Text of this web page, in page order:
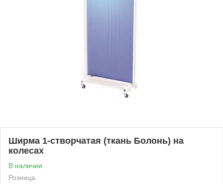
Ширма 1-створчатая (ткань Болонь) на
колесах
В наличии
Розница